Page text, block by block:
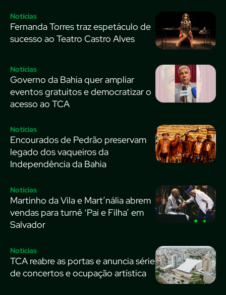
Notícias
Fernanda Torres traz espetáculo de
sucesso ao Teatro Castro Alves
Notícias
Governo da Bahia quer ampliar
eventos gratuitos e democratizar o
acesso ao TCA
Notícias
Encourados de Pedrão preservam
legado dos vaqueiros da
Independência da Bahia
Notícias
Martinho da Vila e Mart’nália abrem
vendas para turnê ‘Pai e Filha’ em
Salvador
Notícias
TCA reabre as portas e anuncia série
de concertos e ocupação artística